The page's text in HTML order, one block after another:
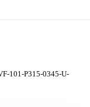
101-P315-0345-U-